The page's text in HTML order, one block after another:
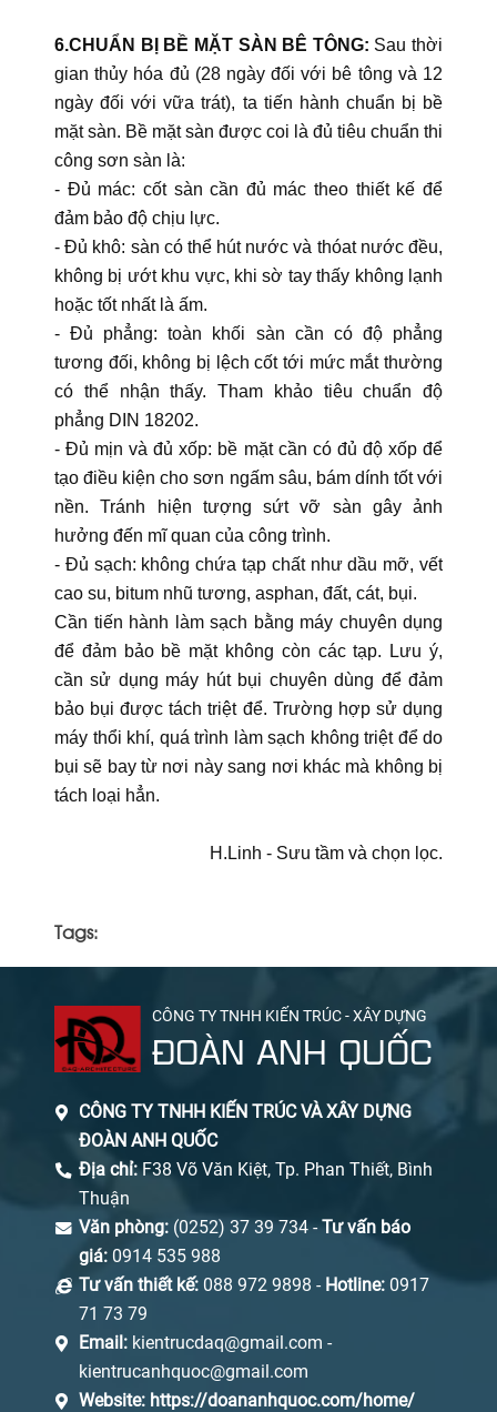
6.CHUẨN BỊ BỀ MẶT SÀN BÊ TÔNG: Sau thời
gian thủy hóa đủ (28 ngày đối với bê tông và 12
ngày đối với vữa trát), ta tiến hành chuẩn bị bề
mặt sàn. Bề mặt sàn được coi là đủ tiêu chuẩn thi
công sơn sàn là:
- Đủ mác: cốt sàn cần đủ mác theo thiết kế để
đảm bảo độ chịu lực.
- Đủ khô: sàn có thể hút nước và thóat nước đều,
không bị ướt khu vực, khi sờ tay thấy không lạnh
hoặc tốt nhất là ấm.
- Đủ phẳng: toàn khối sàn cần có độ phẳng
tương đối, không bị lệch cốt tới mức mắt thường
có thể nhận thấy. Tham khảo tiêu chuẩn độ
phẳng DIN 18202.
- Đủ mịn và đủ xốp: bề mặt cần có đủ độ xốp để
tạo điều kiện cho sơn ngấm sâu, bám dính tốt với
nền. Tránh hiện tượng sứt vỡ sàn gây ảnh
hưởng đến mĩ quan của công trình.
- Đủ sạch: không chứa tạp chất như dầu mỡ, vết
cao su, bitum nhũ tương, asphan, đất, cát, bụi.
Cần tiến hành làm sạch bằng máy chuyên dụng
để đảm bảo bề mặt không còn các tạp. Lưu ý,
cần sử dụng máy hút bụi chuyên dùng để đảm
bảo bụi được tách triệt để. Trường hợp sử dụng
máy thổi khí, quá trình làm sạch không triệt để do
bụi sẽ bay từ nơi này sang nơi khác mà không bị
tách loại hẳn.
H.Linh - Sưu tầm và chọn lọc.
Tags:
CÔNG TY TNHH KIẾN TRÚC - XÂY DỰNG
ĐOÀN ANH QUỐC
CÔNG TY TNHH KIẾN TRÚC VÀ XÂY DỰNG
ĐOÀN ANH QUỐC
Địa chỉ:F38 Võ Văn Kiệt, Tp. Phan Thiết, Bình
Thuận
Văn phòng: (0252) 37 39 734 -Tư vấn báo
giá: 0914 535 988
Tư vấn thiết kế: 088 972 9898 - Hotline: 0917
71 73 79
Email: kientrucdaq@gmail.com -
kientrucanhquoc@gmail.com
Website: https://doananhquoc.com/home/